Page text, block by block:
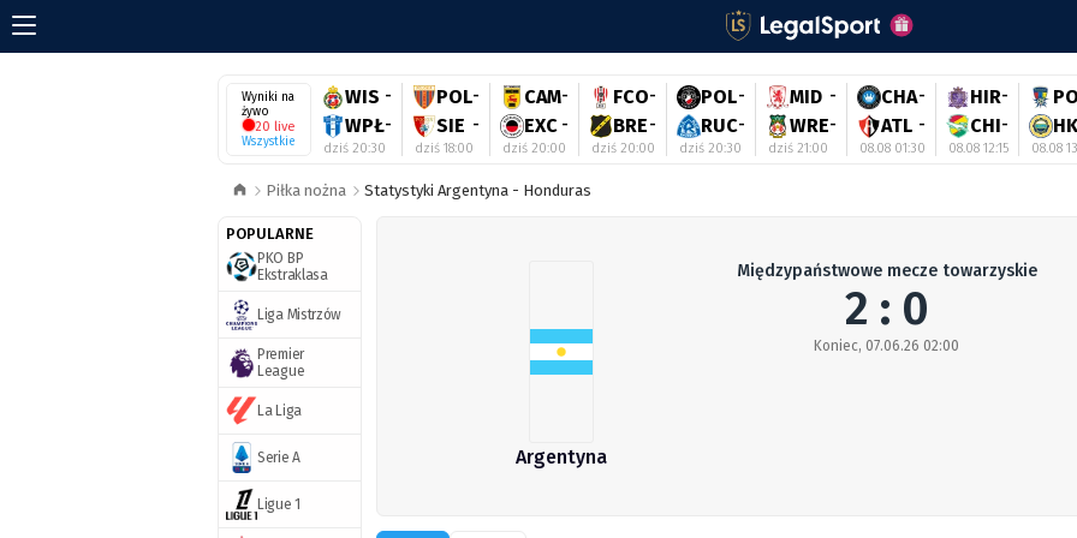
Wyniki na
żywo
20 live
Wszystkie
WIS -
WPŁ-
dziś 20:30
POL-
SIE -
dziś 18:00
CAM-
EXC -
dziś 20:00
FCO-
BRE-
dziś 20:00
POL-
RUC-
dziś 20:30
MID -
WRE-
dziś 21:00
CHA-
ATL -
08.08 01:30
HIR-
CHI-
08.08 12:15 08.08
Piłka nożna Statystyki Argentyna - Honduras
POPULARNE
PKO BP
Ekstraklasa
Liga Mistrzów
Premier
League
La Liga
Serie A
Ligue 1
Argentyna
Międzypaństwowe mecze towarzyskie
2 : 0
Koniec, 07.06.26 02:00